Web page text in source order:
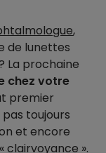
,
de lunettes
La prochaine
chez votre
premier
toujours
et encore
clairvoyance ».